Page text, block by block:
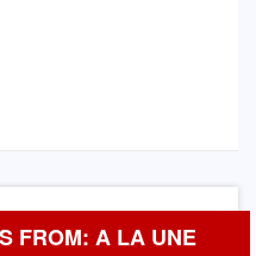
FROM: A LA UNE